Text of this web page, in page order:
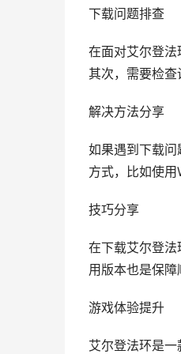
下载问题排查
在面对艾尔登法
其次，需要检查
解决方法分享
如果遇到下载
方式，比如使用
技巧分享
在下载艾尔登
用版本也是保障
游戏体验提升
艾尔登法环是